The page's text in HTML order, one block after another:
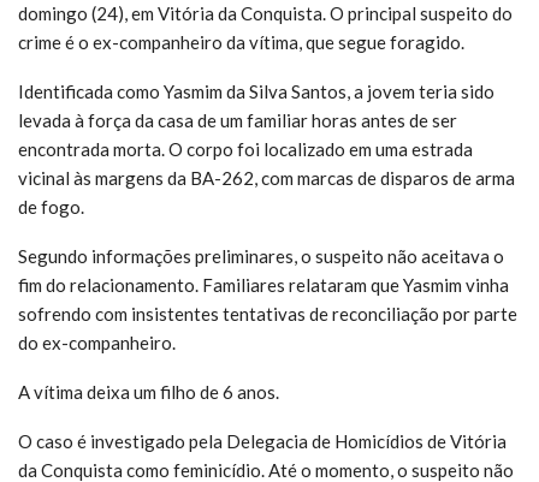
domingo (24), em Vitória da Conquista. O principal suspeito do
crime é o ex-companheiro da vítima, que segue foragido.
Identificada como Yasmim da Silva Santos, a jovem teria sido
levada à força da casa de um familiar horas antes de ser
encontrada morta. O corpo foi localizado em uma estrada
vicinal às margens da BA-262, com marcas de disparos de arma
de fogo.
Segundo informações preliminares, o suspeito não aceitava o
fim do relacionamento. Familiares relataram que Yasmim vinha
sofrendo com insistentes tentativas de reconciliação por parte
do ex-companheiro.
A vítima deixa um filho de 6 anos.
O caso é investigado pela Delegacia de Homicídios de Vitória
da Conquista como feminicídio. Até o momento, o suspeito não